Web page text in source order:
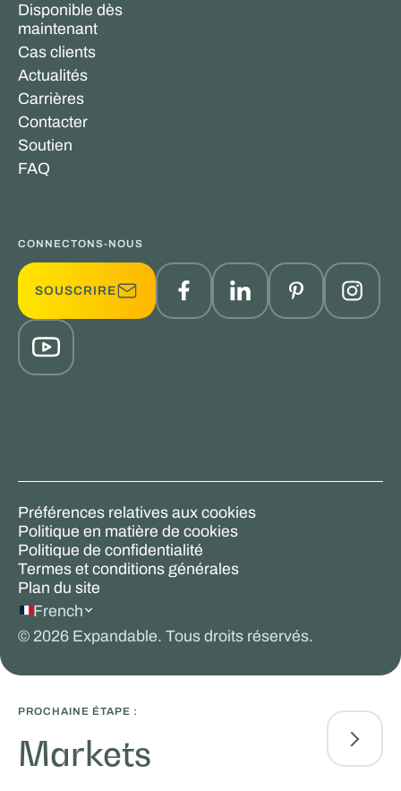
Disponible dès
maintenant
Cas clients
Actualités
Carrières
Contacter
Soutien
FAQ
CONNECTONS-NOUS
SOUSCRIRE
Préférences relatives aux cookies
Politique en matière de cookies
Politique de confidentialité
Termes et conditions générales
Plan du site
French
© 2026 Expandable. Tous droits réservés.
PROCHAINE ÉTAPE :
Markets